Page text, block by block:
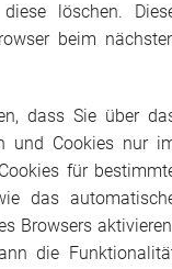
löschen.
beim
dass Sie über
und Cookies nur
für
das
Browsers
die